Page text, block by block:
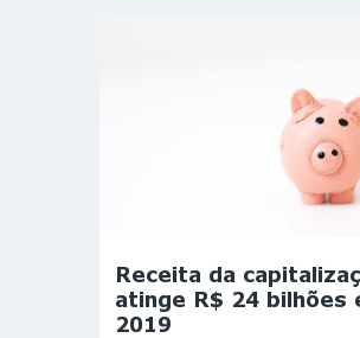
Receita da
atinge R$ 24 bilhões
2019